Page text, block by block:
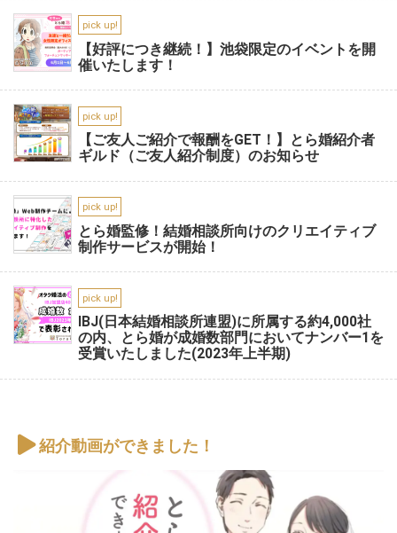
pick up!
【好評につき継続！】池袋限定のイベントを開
催いたします！
pick up!
【ご友人ご紹介で報酬をGET！】とら婚紹介者
ギルド（ご友人紹介制度）のお知らせ
pick up!
とら婚監修！結婚相談所向けのクリエイティブ
制作サービスが開始！
pick up!
IBJ(日本結婚相談所連盟)に所属する約4,000社
の内、とら婚が成婚数部門においてナンバー1を
受賞いたしました(2023年上半期)
紹介動画ができました！